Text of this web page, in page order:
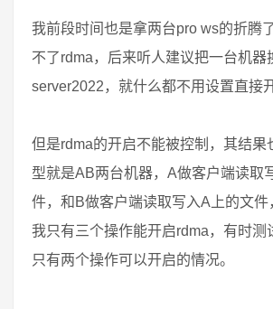
我前段时间也是拿两台pro ws的折腾
不了rdma，后来听人建议把一台机器
server2022，就什么都不用设置直接
但是rdma的开启不能被控制，其结果
型就是AB两台机器，A做客户端读取
件，和B做客户端读取写入A上的文件
我只有三个操作能开启rdma，有时测
只有两个操作可以开启的情况。